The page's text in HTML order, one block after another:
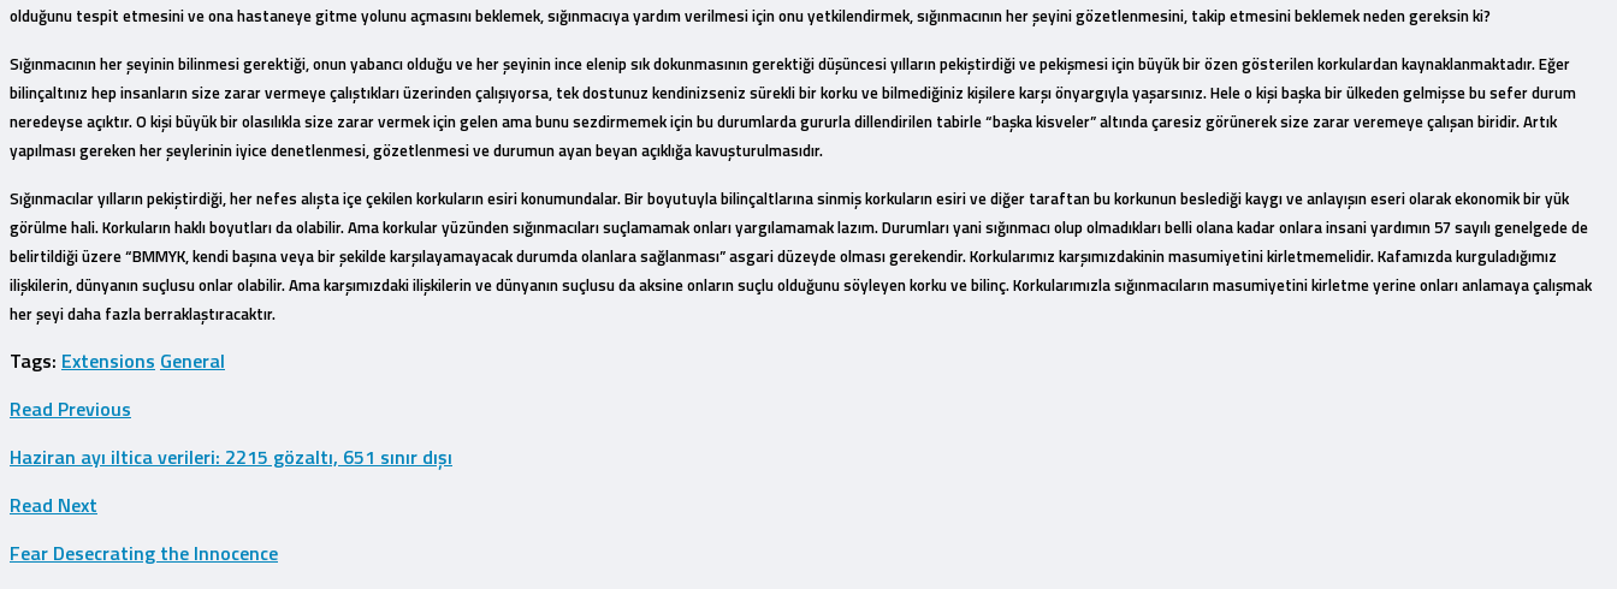
olduğunu tespit etmesini ve ona hastaneye gitme yolunu açmasını beklemek, sığınmacıya yardım verilmesi için onu yetkilendirmek, sığınmacının her şeyini gözetlenmesini, takip etmesini beklemek neden gereksin ki?
Sığınmacının her şeyinin bilinmesi gerektiği, onun yabancı olduğu ve her şeyinin ince elenip sık dokunmasının gerektiği düşüncesi yılların pekiştirdiği ve pekişmesi için büyük bir özen gösterilen korkulardan kaynaklanmaktadır. Eğer
bilinçaltınız hep insanların size zarar vermeye çalıştıkları üzerinden çalışıyorsa, tek dostunuz kendinizseniz sürekli bir korku ve bilmediğiniz kişilere karşı önyargıyla yaşarsınız. Hele o kişi başka bir ülkeden gelmişse bu sefer durum
neredeyse açıktır. O kişi büyük bir olasılıkla size zarar vermek için gelen ama bunu sezdirmemek için bu durumlarda gururla dillendirilen tabirle “başka kisveler” altında çaresiz görünerek size zarar veremeye çalışan biridir. Artık
yapılması gereken her şeylerinin iyice denetlenmesi, gözetlenmesi ve durumun ayan beyan açıklığa kavuşturulmasıdır.
Sığınmacılar yılların pekiştirdiği, her nefes alışta içe çekilen korkuların esiri konumundalar. Bir boyutuyla bilinçaltlarına sinmiş korkuların esiri ve diğer taraftan bu korkunun beslediği kaygı ve anlayışın eseri olarak ekonomik bir yük
görülme hali. Korkuların haklı boyutları da olabilir. Ama korkular yüzünden sığınmacıları suçlamamak onları yargılamamak lazım. Durumları yani sığınmacı olup olmadıkları belli olana kadar onlara insani yardımın 57 sayılı genelgede de
belirtildiği üzere “BMMYK, kendi başına veya bir şekilde karşılayamayacak durumda olanlara sağlanması” asgari düzeyde olması gerekendir. Korkularımız karşımızdakinin masumiyetini kirletmemelidir. Kafamızda kurguladığımız
ilişkilerin, dünyanın suçlusu onlar olabilir. Ama karşımızdaki ilişkilerin ve dünyanın suçlusu da aksine onların suçlu olduğunu söyleyen korku ve bilinç. Korkularımızla sığınmacıların masumiyetini kirletme yerine onları anlamaya çalışmak
her şeyi daha fazla berraklaştıracaktır.
Tags: Extensions General
Read Previous
Haziran ayı iltica verileri: 2215 gözaltı, 651 sınır dışı
Read Next
Fear Desecrating the Innocence